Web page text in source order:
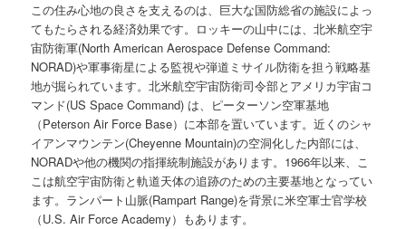
この住み心地の良さを支えるのは、巨大な国防総省の施設によっ
てもたらされる経済効果です。ロッキーの山中には、北米航空宇
宙防衛軍(North American Aerospace Defense Command:
NORAD)や軍事衛星による監視や弾道ミサイル防衛を担う戦略基
地が掘られています。北米航空宇宙防衛司令部とアメリカ宇宙コ
マンド(US Space Command) は、ピーターソン空軍基地
（Peterson Air Force Base）に本部を置いています。近くのシャ
イアンマウンテン(Cheyenne Mountain)の空洞化した内部には、
NORADや他の機関の指揮統制施設があります。1966年以来、こ
こは航空宇宙防衛と軌道天体の追跡のための主要基地となってい
ます。ランパート山脈(Rampart Range)を背景に米空軍士官学校
（U.S. Air Force Academy）もあります。